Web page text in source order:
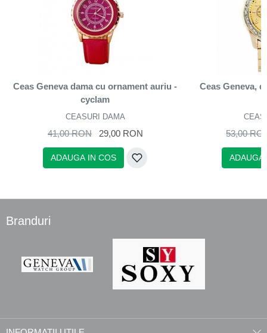
Ceas Geneva dama cu ornament auriu -
cyclam
CEASURI DAMA
41,00 RON 29,00 RON
ADAUGA IN COS
Ceas Geneva,
53,00
ADAUGA
Branduri